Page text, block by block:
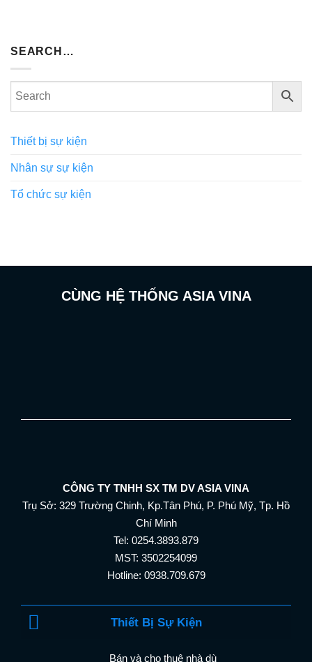
SEARCH…
Thiết bị sự kiện
Nhân sự sự kiện
Tổ chức sự kiện
CÙNG HỆ THỐNG ASIA VINA
CÔNG TY TNHH SX TM DV ASIA VINA
Trụ Sở: 329 Trường Chinh, Kp.Tân Phú, P. Phú Mỹ, Tp. Hồ
Chí Minh
Tel: 0254.3893.879
MST: 3502254099
Hotline: 0938.709.679
Thiết Bị Sự Kiện
Bán và cho thuê nhà dù